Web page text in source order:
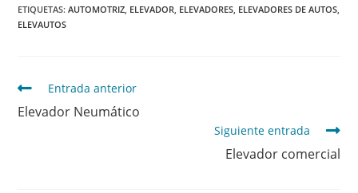
ETIQUETAS:AUTOMOTRIZ ELEVADOR ELEVADORES ELEVADORES DE AUTOS
ELEVAUTOS
Entrada anterior
Elevador Neumático
Siguiente entrada
Elevador comercial